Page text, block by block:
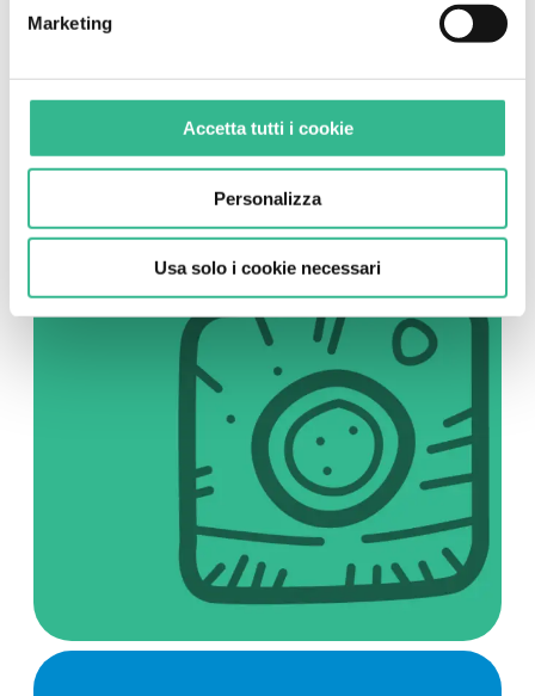
Marketing
Accetta tutti i cookie
Personalizza
Usa solo i cookie necessari
SOCIAL
Instagram